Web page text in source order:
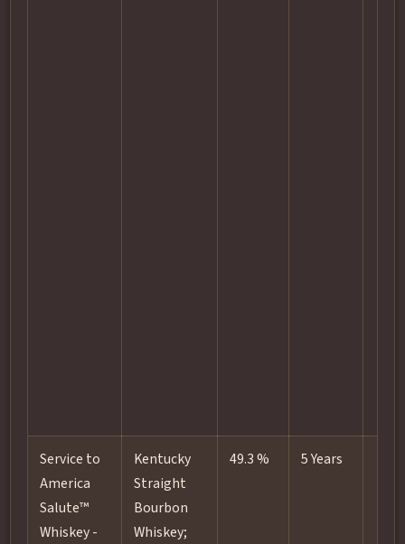
Service to
America
Salute™
Whiskey -
Kentucky
Straight
Bourbon
Whiskey;
49.3 % 5 Years